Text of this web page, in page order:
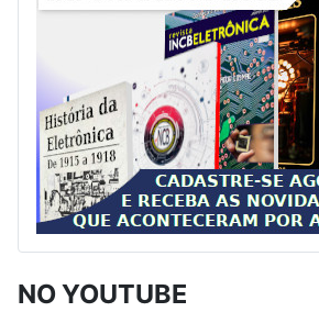
NO YOUTUBE